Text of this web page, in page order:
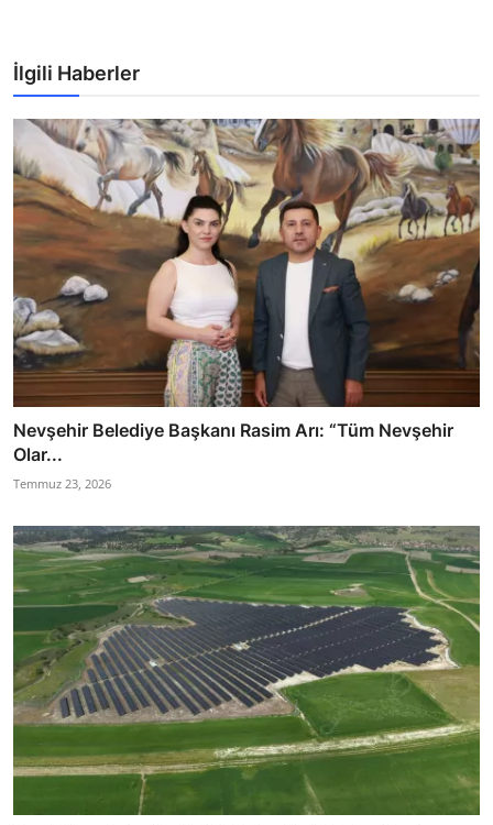
İlgili Haberler
Nevşehir Belediye Başkanı Rasim Arı: “Tüm Nevşehir
Olar...
Temmuz 23, 2026